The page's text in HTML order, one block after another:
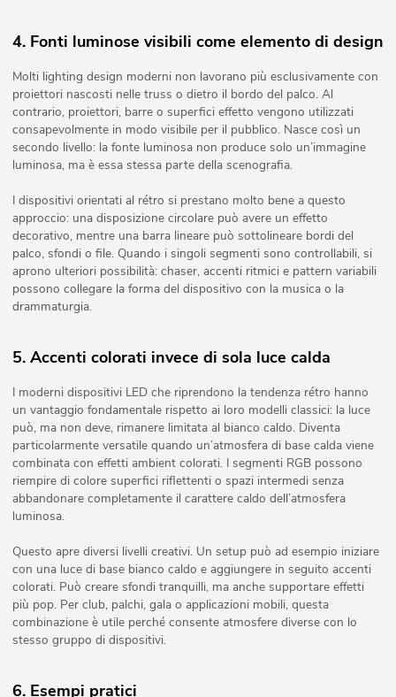
4. Fonti luminose visibili come elemento di design
Molti lighting design moderni non lavorano più esclusivamente con
proiettori nascosti nelle truss o dietro il bordo del palco. Al
contrario, proiettori, barre o superfici effetto vengono utilizzati
consapevolmente in modo visibile per il pubblico. Nasce così un
secondo livello: la fonte luminosa non produce solo un’immagine
luminosa, ma è essa stessa parte della scenografia.
I dispositivi orientati al rétro si prestano molto bene a questo
approccio: una disposizione circolare può avere un effetto
decorativo, mentre una barra lineare può sottolineare bordi del
palco, sfondi o file. Quando i singoli segmenti sono controllabili, si
aprono ulteriori possibilità: chaser, accenti ritmici e pattern variabili
possono collegare la forma del dispositivo con la musica o la
drammaturgia.
5. Accenti colorati invece di sola luce calda
I moderni dispositivi LED che riprendono la tendenza rétro hanno
un vantaggio fondamentale rispetto ai loro modelli classici: la luce
può, ma non deve, rimanere limitata al bianco caldo. Diventa
particolarmente versatile quando un’atmosfera di base calda viene
combinata con effetti ambient colorati. I segmenti RGB possono
riempire di colore superfici riflettenti o spazi intermedi senza
abbandonare completamente il carattere caldo dell’atmosfera
luminosa.
Questo apre diversi livelli creativi. Un setup può ad esempio iniziare
con una luce di base bianco caldo e aggiungere in seguito accenti
colorati. Può creare sfondi tranquilli, ma anche supportare effetti
più pop. Per club, palchi, gala o applicazioni mobili, questa
combinazione è utile perché consente atmosfere diverse con lo
stesso gruppo di dispositivi.
6. Esempi pratici